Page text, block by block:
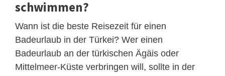
schwimmen?
Wann ist die beste Reisezeit für einen
Badeurlaub in der Türkei? Wer einen
Badeurlaub an der türkischen Ägäis oder
Mittelmeer-Küste verbringen will, sollte in der